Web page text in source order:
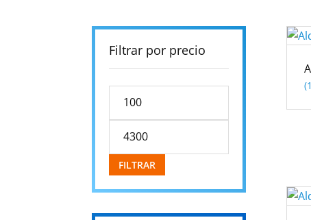
Filtrar por precio
Precio
mínimo
Precio
máximo
FILTRAR